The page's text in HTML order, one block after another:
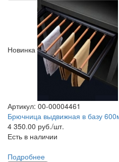
Новинка
Артикул: 00-00004461
Брючница выдвижная в базу
4 350.00 руб./шт.
Есть в наличии
Подробнее